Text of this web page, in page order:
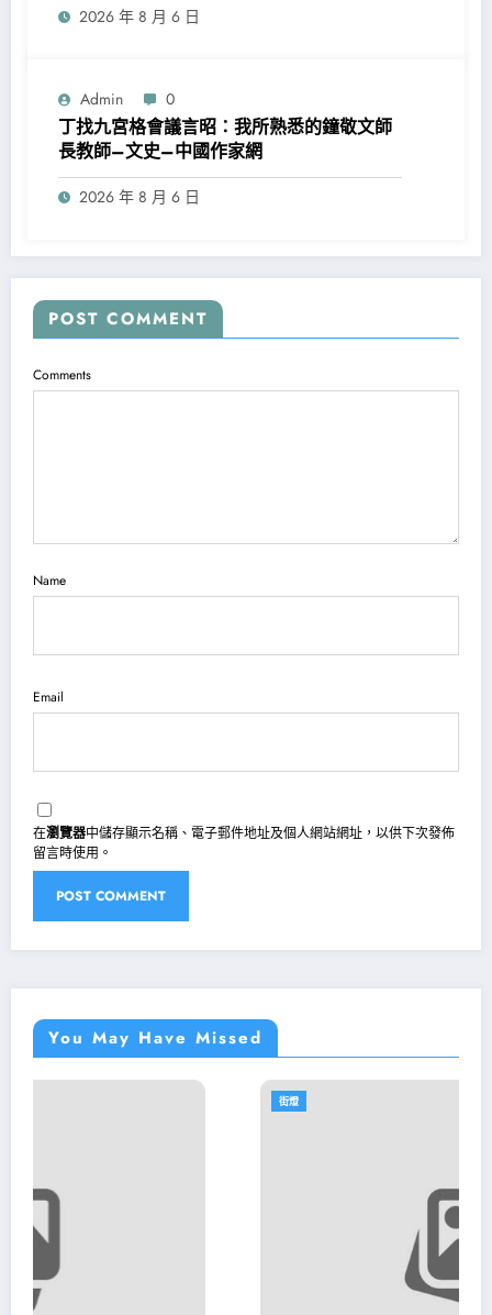
2026 年 8 月 6 日
Admin 0
丁找九宮格會議言昭：我所熟悉的鐘敬文師
長教師–文史–中國作家網
2026 年 8 月 6 日
POST COMMENT
Comments
Name
Email
在瀏覽器中儲存顯示名稱、電子郵件地址及個人網站網址，以供下次發佈
留言時使用。
You May Have Missed